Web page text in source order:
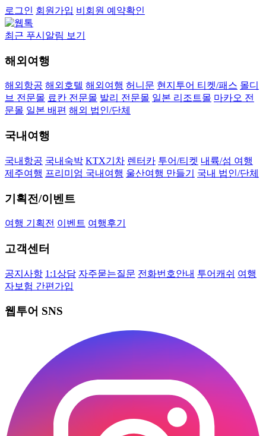
로그인 회원가입 비회원 예약확인
최근 푸시알림 보기
해외여행
해외항공 해외호텔 해외여행 허니문 현지투어 티켓/패스 몰디
브 전문몰 료칸 전문몰 발리 전문몰 일본 리조트몰 마카오 전
문몰 일본 배편 해외 법인/단체
국내여행
국내항공 국내숙박 KTX기차 렌터카 투어/티켓 내륙/섬 여행
제주여행 프리미엄 국내여행 울산여행 만들기 국내 법인/단체
기획전/이벤트
여행 기획전 이벤트 여행후기
고객센터
공지사항 1:1상담 자주묻는질문 전화번호안내 투어캐쉬 여행
자보험 간편가입
웹투어 SNS